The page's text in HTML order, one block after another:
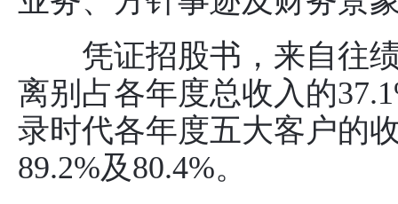
凭证招股书，来自往绩
离别占各年度总收入的
录时代各年度五大客户的
89.2%及80.4%。